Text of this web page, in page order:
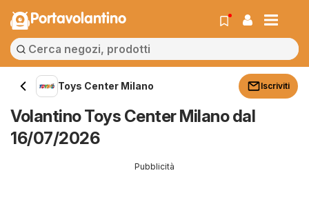
Portavolantino
Toys Center Milano Iscriviti
Volantino Toys Center Milano dal
16/07/2026
Pubblicità